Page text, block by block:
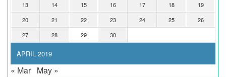
APRIL 2019
13
14 15 16 17 18
19
20
21 22 23 24 25
26
27
28 29 30
« Mar May »